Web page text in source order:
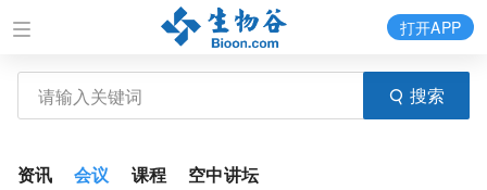
搜索
打开APP
资讯 会议 课程 空中讲坛